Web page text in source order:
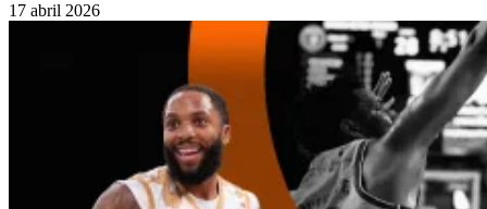
17 abril 2026